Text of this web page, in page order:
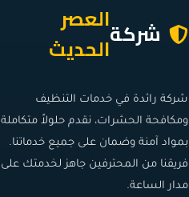
شركةالعصر
الحديث
شركة رائدة في خدمات التنظيف
ومكافحة الحشرات، نقدم حلولاً متكاملة
بمواد آمنة وضمان على جميع خدماتنا.
فريقنا من المحترفين جاهز لخدمتك على
مدار الساعة.